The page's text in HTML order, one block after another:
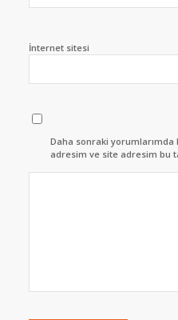
İnternet sitesi
Daha sonraki yorumlarımda
adresim ve site adresim bu